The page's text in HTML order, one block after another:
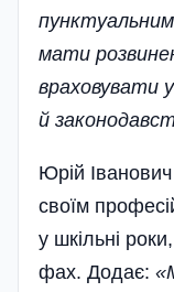
мати
враховувати
й
Юрій
своїм
у шкільні
фах. Додає: